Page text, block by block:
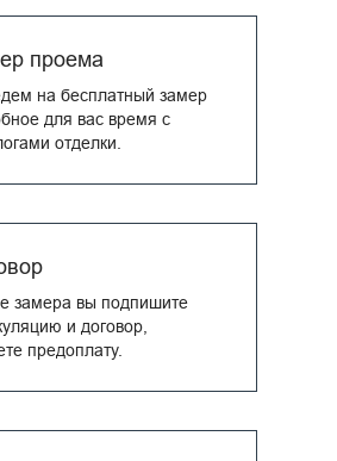
проема
на бесплатный замер
для вас время с
отделки.
замера вы подпишите
и договор,
предоплату.